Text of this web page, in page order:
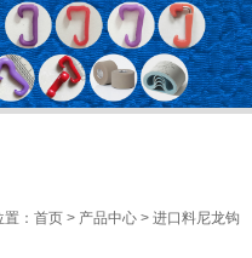
： 首页 > 产品中心 > 进口料尼龙钩